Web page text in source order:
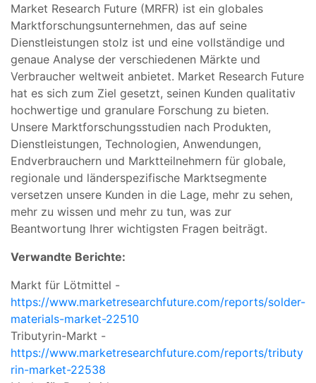
Market Research Future (MRFR) ist ein globales
Marktforschungsunternehmen, das auf seine
Dienstleistungen stolz ist und eine vollständige und
genaue Analyse der verschiedenen Märkte und
Verbraucher weltweit anbietet. Market Research Future
hat es sich zum Ziel gesetzt, seinen Kunden qualitativ
hochwertige und granulare Forschung zu bieten.
Unsere Marktforschungsstudien nach Produkten,
Dienstleistungen, Technologien, Anwendungen,
Endverbrauchern und Marktteilnehmern für globale,
regionale und länderspezifische Marktsegmente
versetzen unsere Kunden in die Lage, mehr zu sehen,
mehr zu wissen und mehr zu tun, was zur
Beantwortung Ihrer wichtigsten Fragen beiträgt.
Verwandte Berichte:
Markt für Lötmittel -
https://www.marketresearchfuture.com/reports/solder-
materials-market-22510
Tributyrin-Markt -
https://www.marketresearchfuture.com/reports/tributy
rin-market-22538